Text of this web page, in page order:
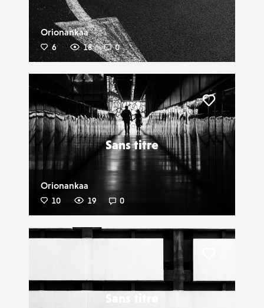
Orionankaa
6 18 0
Sans titre
Orionankaa
10 19 0
Sans titre